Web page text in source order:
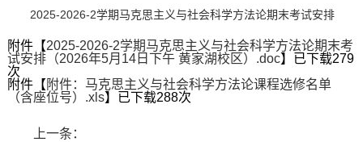
2025-2026-2学期马克思主义与社会科学方法论期末考试安排
附件【2025-2026-2学期马克思主义与社会科学方法论期末考
试安排（2026年5月14日下午 黄家湖校区）.doc】已下载279
次
附件【 附件：马克思主义与社会科学方法论课程选修名单
（含座位号）.xls】已下载288次
上一条：